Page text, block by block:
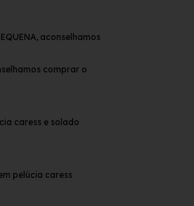
aconselhamos
comprar o
caress e solado
pelúcia caress